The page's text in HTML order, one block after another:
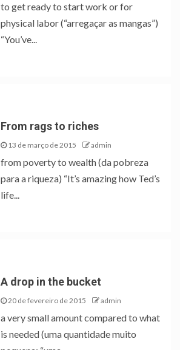
to get ready to start work or for
physical labor (“arregaçar as mangas”)
“You’ve...
From rags to riches
13 de março de 2015 admin
from poverty to wealth (da pobreza
para a riqueza) “It’s amazing how Ted’s
life...
A drop in the bucket
20 de fevereiro de 2015 admin
a very small amount compared to what
is needed (uma quantidade muito